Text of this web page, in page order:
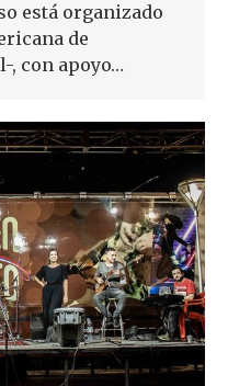
está organizado
de
, con apoyo…